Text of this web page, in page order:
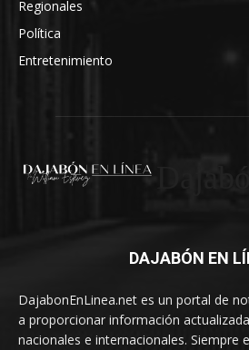
Regionales
Política
Entretenimiento
DAJABÓN EN
DajabonEnLinea.net es un portal de
a proporcionar información
nacionales e internacionales. Siempre